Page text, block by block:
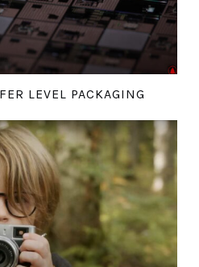
LEVEL PACKAGING